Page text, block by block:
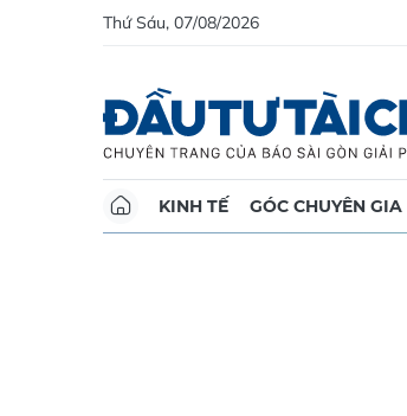
Thứ Sáu, 07/08/2026
KINH TẾ GÓC CHUYÊN GIA